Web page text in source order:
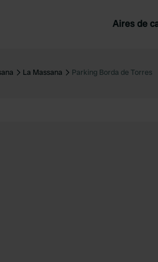
Aires de
France
La Massana Parking Borda de Torres